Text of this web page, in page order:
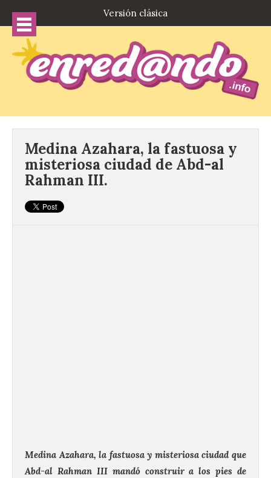
Versión clásica
Medina Azahara, la fastuosa y
misteriosa ciudad de Abd-al
Rahman III.
Medina Azahara, la fastuosa y misteriosa ciudad que
Abd-al Rahman III mandó construir a los pies de